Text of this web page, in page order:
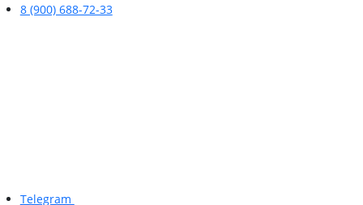
8 (900) 688-72-33
Telegram